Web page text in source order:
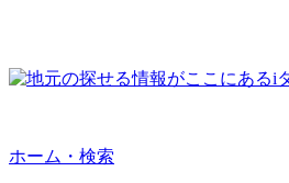
ホーム・検索